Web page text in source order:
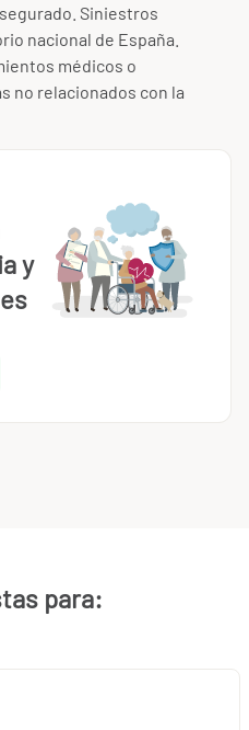
para:
Siniestros
nacional de España.
médicos o
no relacionados con la
y